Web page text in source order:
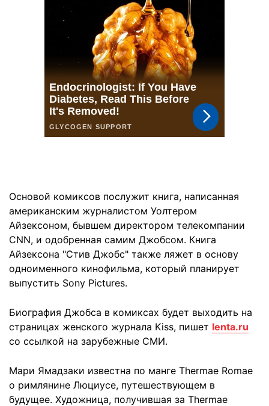
Основой комиксов послужит книга, написанная
американским журналистом Уолтером
Айзексоном, бывшем директором телекомпании
CNN, и одобренная самим Джобсом. Книга
Айзексона "Стив Джобс" также ляжет в основу
одноименного кинофильма, который планирует
выпустить Sony Pictures.
Биография Джобса в комиксах будет выходить на
страницах женского журнала Kiss, пишет lenta.ru
со ссылкой на зарубежные СМИ.
Мари Ямадзаки известна по манге Thermae Romae
о римлянине Люциусе, путешествующем в
будущее. Художница, получившая за Thermae